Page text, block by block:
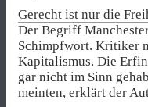
Gerecht ist nur die
Der Begriff
Schimpfwort. Kritiker
Kapitalismus. Die
gar nicht im Sinn
meinten, erklärt der